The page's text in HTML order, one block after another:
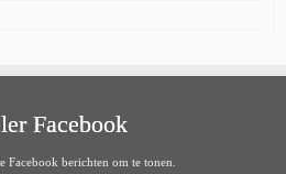
Facebook
Facebook berichten om te tonen.